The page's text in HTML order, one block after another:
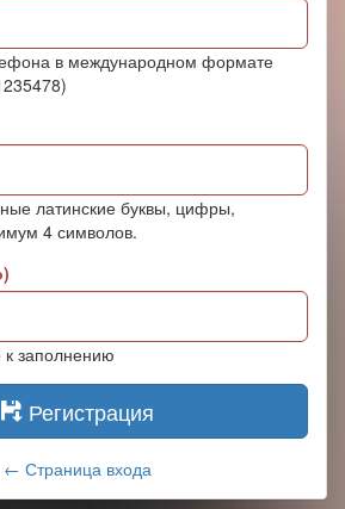
в международном формате
латинские буквы, цифры,
4 символов.
к заполнению
Регистрация
← Страница входа